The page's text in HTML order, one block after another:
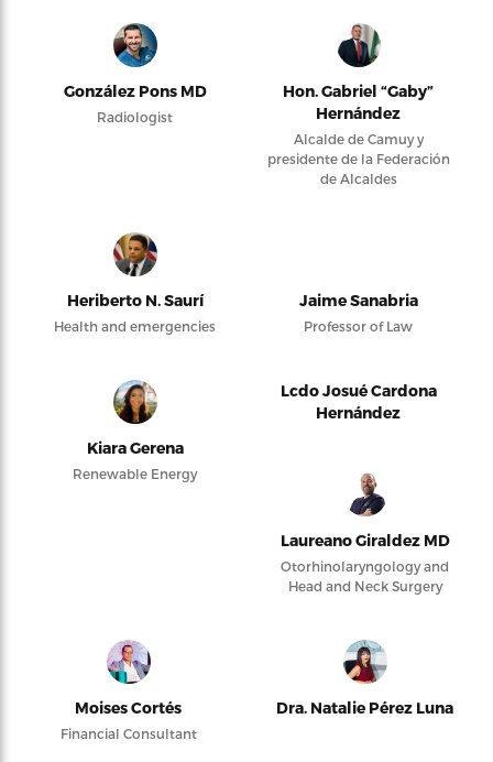
González Pons MD
Radiologist
Hon. Gabriel “Gaby”
Hernández
Alcalde de Camuy y
presidente de la Federación
de Alcaldes
Heriberto N. Saurí
Health and emergencies
Jaime Sanabria
Professor of Law
Kiara Gerena
Renewable Energy
Lcdo Josué Cardona
Hernández
Laureano Giraldez MD
Otorhinolaryngology and
Head and Neck Surgery
Moises Cortés
Financial Consultant
Dra. Natalie Pérez Luna